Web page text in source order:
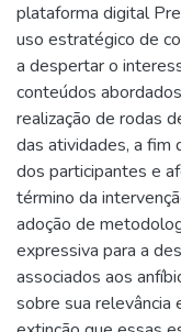
plataforma digital
uso estratégico de
a despertar o
conteúdos
realização de rodas
das atividades, a fim
dos participantes e
término da
adoção de
expressiva para a
associados aos
sobre sua relevância